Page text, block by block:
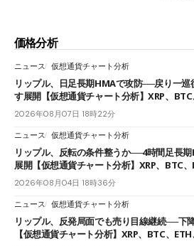
価格分析
ニュース 仮想通貨チャート分析
リップル、日足長期HMAで攻防──戻り一巡
す展開【仮想通貨チャート分析】XRP、BTC
2026年08月07日 18時22分
ニュース 仮想通貨チャート分析
リップル、反転の条件整うか──4時間足長
展開【仮想通貨チャート分析】XRP、BTC
2026年08月04日 18時36分
ニュース 仮想通貨チャート分析
リップル、反発局面でも売り目線継続──下
【仮想通貨チャート分析】XRP、BTC、